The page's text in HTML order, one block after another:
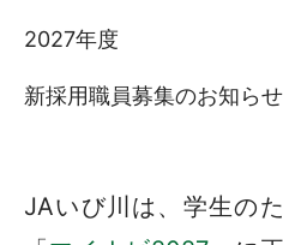
2027年度
新採用職員募集のお知らせ
JAいび川は、学生の